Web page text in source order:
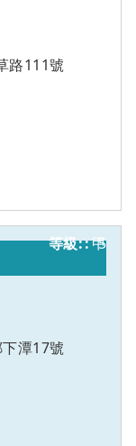
路111號
5
下潭17號
甲